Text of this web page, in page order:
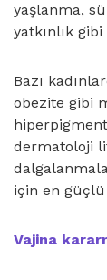
yaşlanma,
yatkınlık
Bazı
obezite gibi
dermatoloji
için en
Vajina